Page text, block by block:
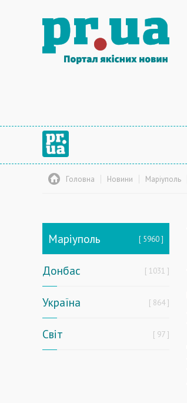
Головна Новини Маріуполь
Маріуполь 5960
Донбас 1031
Україна 864
Світ 97